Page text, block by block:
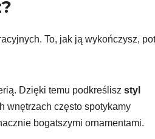
To, jak ją wykończysz,
Dzięki temu podkreślisz styl
wnętrzach często spotykamy
bogatszymi ornamentami.